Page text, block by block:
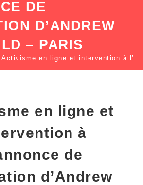
DE
D’ANDREW
– PARIS
Activisme en ligne et intervention à
en ligne et
à
de
d’Andrew